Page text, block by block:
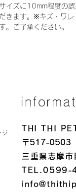
イズに10mm程度の
きます。※キズ・ワ
。ご了承ください。
ジ
THI THI
〒517-0503
三重県志摩
TEL.0599-